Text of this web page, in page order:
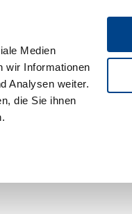
Medien
wir Informationen
Analysen weiter.
die Sie ihnen